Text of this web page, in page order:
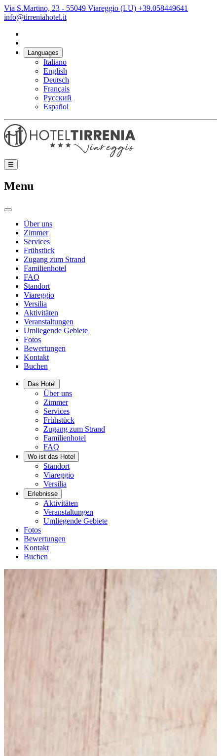
Via S.Martino, 23 - 55049 Viareggio (LU) +39.058449641
info@tirreniahotel.it
Languages
Italiano
English
Deutsch
Français
Русский
Español
☰
Menu
Über uns
Zimmer
Services
Frühstück
Zugang zum Strand
Familienhotel
FAQ
Standort
Viareggio
Versilia
Aktivitäten
Veranstaltungen
Umliegende Gebiete
Fotos
Bewertungen
Kontakt
Buchen
Das Hotel
Über uns
Zimmer
Services
Frühstück
Zugang zum Strand
Familienhotel
FAQ
Wo ist das Hotel
Standort
Viareggio
Versilia
Erlebnisse
Aktivitäten
Veranstaltungen
Umliegende Gebiete
Fotos
Bewertungen
Kontakt
Buchen